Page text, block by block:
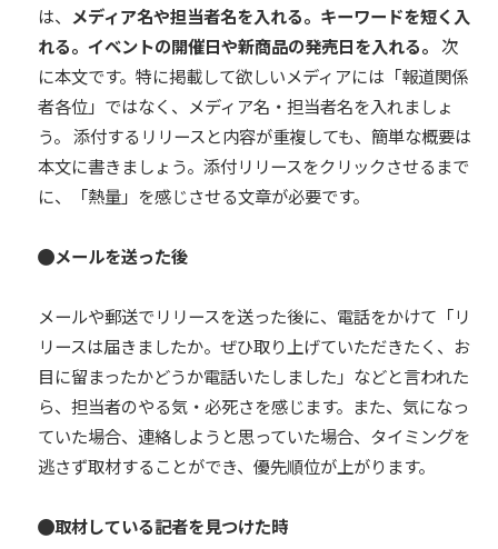
は、 メディア名や担当者名を入れる。キーワードを短く入
れる。イベントの開催日や新商品の発売日を入れる。
次
に本文です。特に掲載して欲しいメディアには「報道関係
者各位」ではなく、メディア名・担当者名を入れましょ
う。 添付するリリースと内容が重複しても、簡単な概要は
本文に書きましょう。添付リリースをクリックさせるまで
に、「熱量」を感じさせる文章が必要です。
メールを送った後
メールや郵送でリリースを送った後に、電話をかけて「リ
リースは届きましたか。ぜひ取り上げていただきたく、お
目に留まったかどうか電話いたしました」などと言われた
ら、担当者のやる気・必死さを感じます。また、気になっ
ていた場合、連絡しようと思っていた場合、タイミングを
逃さず取材することができ、優先順位が上がります。
取材している記者を見つけた時